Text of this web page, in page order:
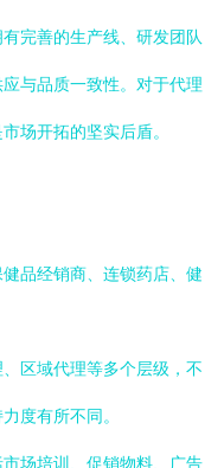
完善的生产线、研发团队
与品质一致性。对于代理
场开拓的坚实后盾。
品经销商、连锁药店、健
区域代理等多个层级，不
度有所不同。
场培训、促销物料、广告